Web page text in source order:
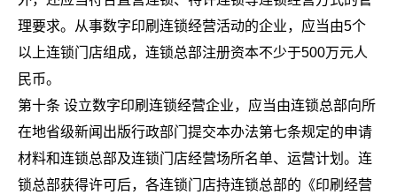
理要求。从事数字印刷连锁经营活动的企业，应当由5个
以上连锁门店组成，连锁总部注册资本不少于500万元人
民币。
第十条 设立数字印刷连锁经营企业，应当由连锁总部向所
在地省级新闻出版行政部门提交本办法第七条规定的申请
材料和连锁总部及连锁门店经营场所名单、运营计划。连
锁总部获得许可后，各连锁门店持连锁总部的《印刷经营